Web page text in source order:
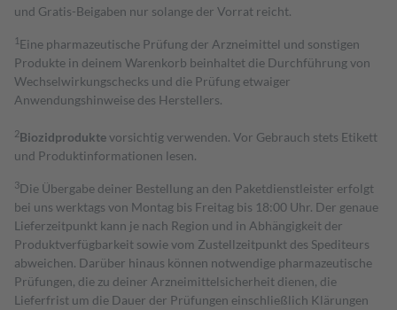
und Gratis-Beigaben nur solange der Vorrat reicht.
1 Eine pharmazeutische Prüfung der Arzneimittel und sonstigen
Produkte in deinem Warenkorb beinhaltet die Durchführung von
Wechselwirkungschecks und die Prüfung etwaiger
Anwendungshinweise des Herstellers.
2Biozidproduktevorsichtig verwenden. Vor Gebrauch stets Etikett
und Produktinformationen lesen.
3Die Übergabe deiner Bestellung an den Paketdienstleister erfolgt
bei uns werktags von Montag bis Freitag bis 18:00 Uhr. Der genaue
Lieferzeitpunkt kann je nach Region und in Abhängigkeit der
Produktverfügbarkeit sowie vom Zustellzeitpunkt des Spediteurs
abweichen. Darüber hinaus können notwendige pharmazeutische
Prüfungen, die zu deiner Arzneimittelsicherheit dienen, die
Lieferfrist um die Dauer der Prüfungen einschließlich Klärungen